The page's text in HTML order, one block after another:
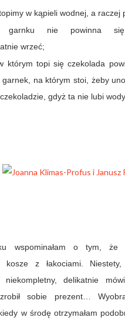
w kąpieli wodnej, a raczej
nie powinna
wrzeć;
którym topi się czekolada
garnek, na którym stoi, żeby
gdyż ta nie lubi
wspominałam o tym, że
kosze z łakociami.
niekompletny, delikatnie
sobie prezent…
w środę otrzymałam